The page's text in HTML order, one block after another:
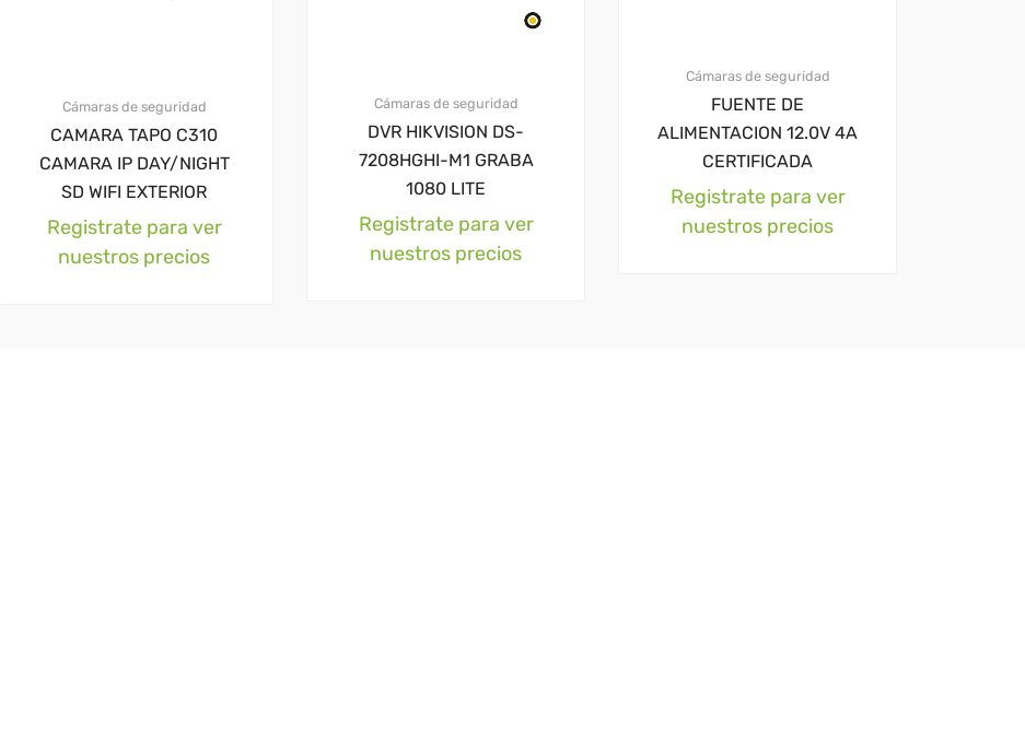
Cámaras de seguridad
CAMARA TAPO C310
CAMARA IP DAY/NIGHT
SD WIFI EXTERIOR
Registrate para ver
nuestros precios
Cámaras de seguridad
DVR HIKVISION DS-
7208HGHI-M1 GRABA
1080 LITE
Registrate para ver
nuestros precios
Cámaras de seguridad
FUENTE DE
ALIMENTACION 12.0V 4A
CERTIFICADA
Registrate para ver
nuestros precios